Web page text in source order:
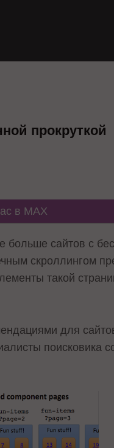
прокруткой
в MAX
сайтов с
скроллингом
такой
для
поисковика